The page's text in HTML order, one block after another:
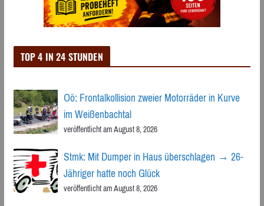
TOP 4 IN 24 STUNDEN
Oö: Frontalkollision zweier Motorräder in Kurve
im Weißenbachtal
veröffentlicht am August 8, 2026
Stmk: Mit Dumper in Haus überschlagen → 26-
Jähriger hatte noch Glück
veröffentlicht am August 8, 2026